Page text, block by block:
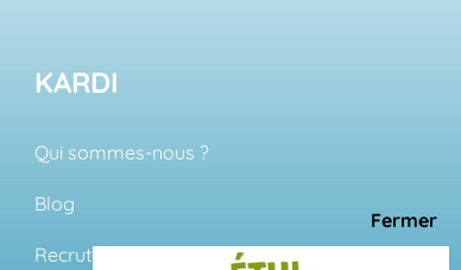
KARDI
Qui sommes-nous ?
Blog
Recrutement ↗